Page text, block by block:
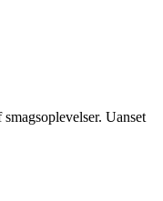
Uanset